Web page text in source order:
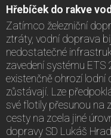
Hřebíček do rakve
Zatímco železniční
ztráty, vodní doprava
nedostatečné
zavedení systému
existenčně ohrozí lodní
zůstávají. Lze
své flotily přesunou na
cesty na zcela jiné
dopravy SD Lukáš